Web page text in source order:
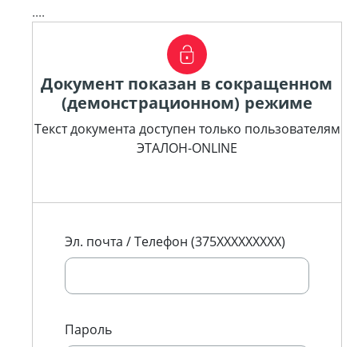
....
Документ показан в сокращенном
(демонстрационном) режиме
Текст документа доступен только пользователям
ЭТАЛОН-ONLINE
Эл. почта / Телефон (375XXXXXXXXX)
Пароль